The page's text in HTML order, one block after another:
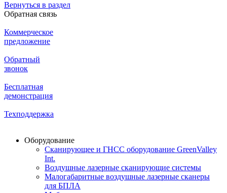
Вернуться в раздел
Обратная связь
Коммерческое
предложение
Обратный
звонок
Бесплатная
демонстрация
Техподдержка
Оборудование
Сканирующее и ГНСС оборудование GreenValley
Int.
Воздушные лазерные сканирующие системы
Малогабаритные воздушные лазерные сканеры
для БПЛА